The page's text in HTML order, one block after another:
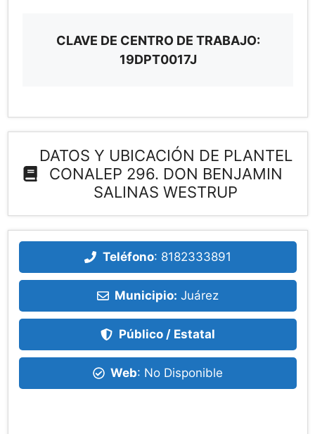
CLAVE DE CENTRO DE TRABAJO:
19DPT0017J
DATOS Y UBICACIÓN DE PLANTEL
CONALEP 296. DON BENJAMIN
SALINAS WESTRUP
Teléfono: 8182333891
Municipio: Juárez
Público / Estatal
Web: No Disponible